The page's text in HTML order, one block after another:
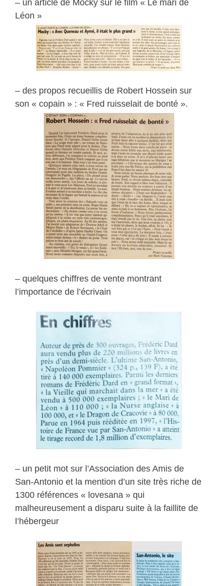
– un article de Mocky sur le film « Le mari de
Léon »
– des propos recueillis de Robert Hossein sur
son « copain » : « Fred ruisselait de bonté ».
– quelques chiffres de vente montrant
l’importance de l’écrivain
– un petit mot sur l’Association des Amis de
San-Antonio et la mention d’un site très riche de
1300 références « lovesana » qui
malheureusement a disparu suite à la faillite de
l’hébergeur